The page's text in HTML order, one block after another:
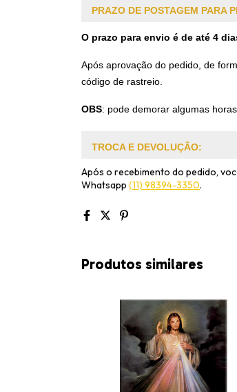
PRAZO DE POSTAGEM PARA
O prazo para envio é de até 4
Após aprovação do pedido, de
código de rastreio.
OBS: pode demorar algumas
TROCA E DEVOLUÇÃO:
Após o recebimento do pedido,
Whatsapp (11) 98394-3350.
Produtos similares